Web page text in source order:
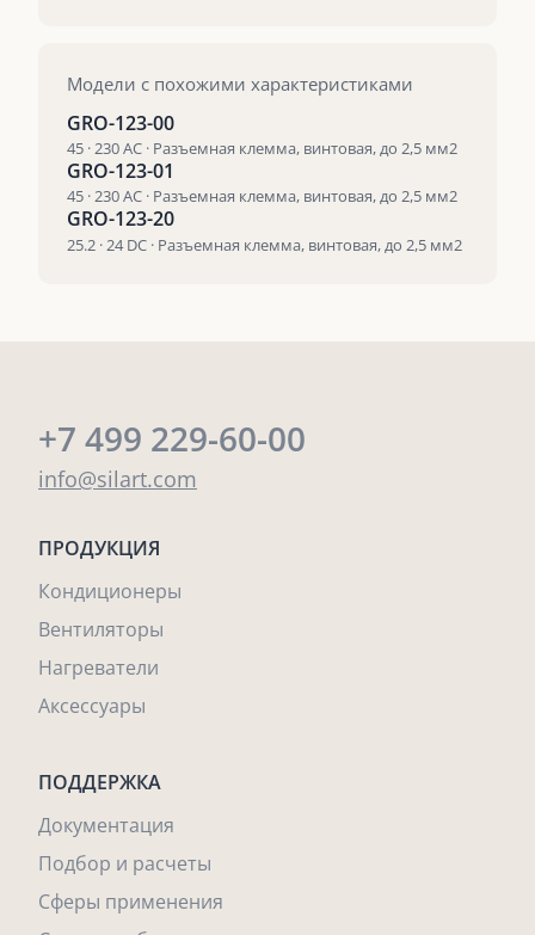
Модели с похожими характеристиками
GRO-123-00
45 · 230 AC · Разъемная клемма, винтовая, до 2,5 мм2
GRO-123-01
45 · 230 AC · Разъемная клемма, винтовая, до 2,5 мм2
GRO-123-20
25.2 · 24 DC · Разъемная клемма, винтовая, до 2,5 мм2
+7 499 229-60-00
info@silart.com
ПРОДУКЦИЯ
Кондиционеры
Вентиляторы
Нагреватели
Аксессуары
ПОДДЕРЖКА
Документация
Подбор и расчеты
Сферы применения